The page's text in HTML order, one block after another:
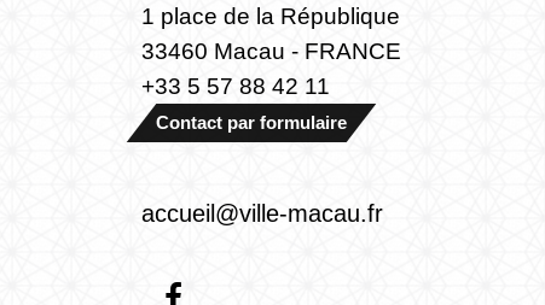
1 place de la République
33460 Macau - FRANCE
+33 5 57 88 42 11
Contact par formulaire
accueil@ville-macau.fr